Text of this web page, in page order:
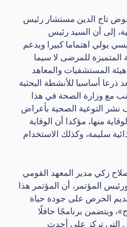
عوض تاج الدين مستشار رئيس
إلى أن السيد رئيس
يولي اهتماما كبيرا ويدعم
المتميزة للمرضى لا سيما
المستشفيات والمعاهد
ذرعا أساسيا للأنشطة البحثية
مع وزارة الصحة في هذا
نشر التوعية الصحية بأعراض
منها، مؤكدا أن الوقاية
سليمة، وكذلك الاستخدام
زكي مدير المعهد القومي
المؤتمر، أن المؤتمر هذا
الحرص على جودة حياة
ويتضمن برنامجًا حافلًا
التي تركز على أحدث